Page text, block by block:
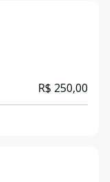
R$ 250,00